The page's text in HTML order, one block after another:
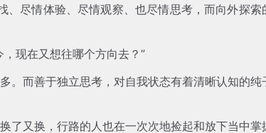
、尽情体验、尽情观察、也尽情思考，而向外探索
现在又想往哪个方向去？”
。而善于独立思考，对自我状态有着清晰认知的纯
了又换，行路的人也在一次次地捡起和放下当中掌